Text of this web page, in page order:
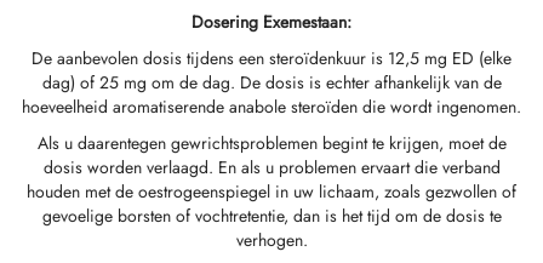
Dosering Exemestaan:
De aanbevolen dosis tijdens een steroïdenkuur is 12,5 mg ED (elke
dag) of 25 mg om de dag. De dosis is echter afhankelijk van de
hoeveelheid aromatiserende anabole steroïden die wordt ingenomen.
Als u daarentegen gewrichtsproblemen begint te krijgen, moet de
dosis worden verlaagd. En als u problemen ervaart die verband
houden met de oestrogeenspiegel in uw lichaam, zoals gezwollen of
gevoelige borsten of vochtretentie, dan is het tijd om de dosis te
verhogen.
FARMACIE 🇪🇺
/ SOMATROP 🇪🇺
EU 🇪🇺
SHREE/ POWERBOLIC – Azië 🇺🇸 🌍
(NPP)
Injecteerbaar (Methenolone)
Sustanon
Trenbolon (Oraal)
/ T6
(Mesterolon)
Fragment
(Ozempic)
(Mounjaro)
– Stenabolic
– Myostine